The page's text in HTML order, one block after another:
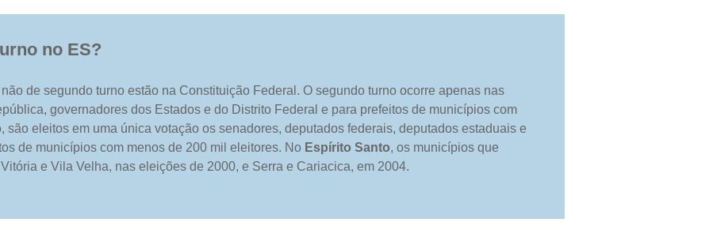
no ES?
de segundo turno estão na Constituição Federal. O segundo turno ocorre apenas nas
governadores dos Estados e do Distrito Federal e para prefeitos de municípios com
são eleitos em uma única votação os senadores, deputados federais, deputados estaduais e
de municípios com menos de 200 mil eleitores. No Espírito Santo, os municípios que
e Vila Velha, nas eleições de 2000, e Serra e Cariacica, em 2004.